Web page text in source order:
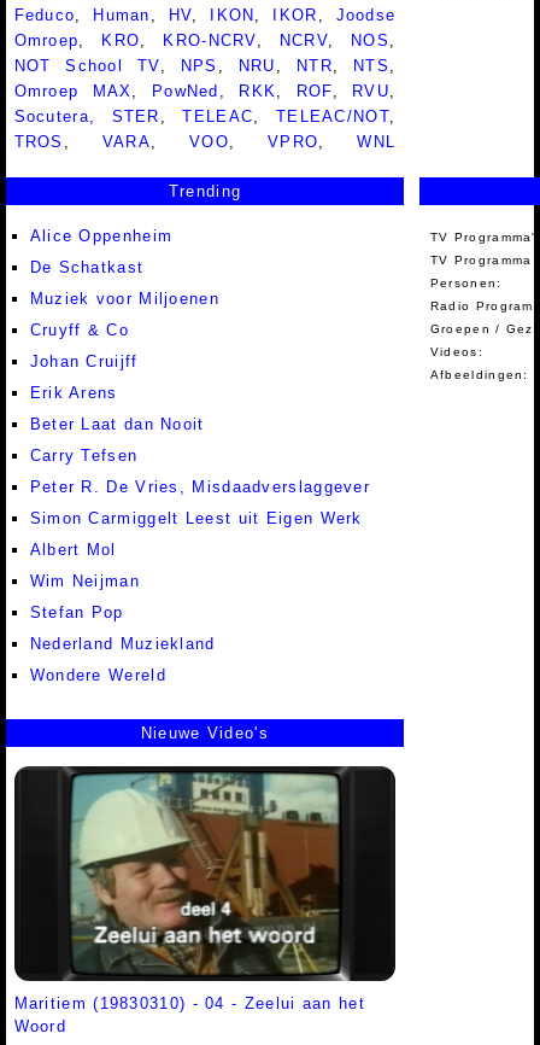
Feduco
Human HV IKON IKOR
Joodse
Omroep
KRO KRO-NCRV NCRV NOS
NOT School TV
NPS NRU NTR NTS
Omroep MAX
PowNed RKK ROF RVU
Socutera
STER ,TELEAC TELEAC/NOT
TROS
VARA ,VOO ,VPRO ,WNL
Trending
Alice Oppenheim
De Schatkast
Muziek voor Miljoenen
Cruyff & Co
Johan Cruijff
Erik Arens
Beter Laat dan Nooit
Carry Tefsen
Peter R. De Vries, Misdaadverslaggever
Simon Carmiggelt Leest uit Eigen Werk
Albert Mol
Wim Neijman
Stefan Pop
Nederland Muziekland
Wondere Wereld
TV
TV Programma
Personen:
Radio
Groepen /
Videos:
Afbeeldingen:
Nieuwe Video's
Maritiem (19830310) - 04 - Zeelui aan het
Woord